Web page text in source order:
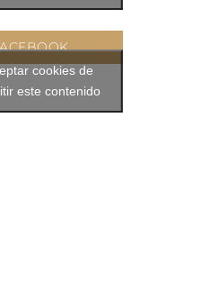
cookies de
este contenido